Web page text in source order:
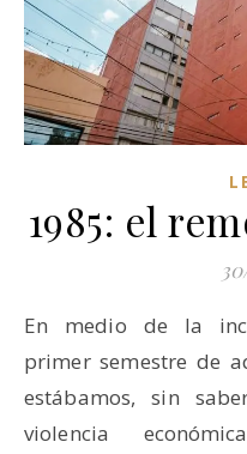
1985: el
En medio de la incertidumbre, pasando ese
primer semestre de
estábamos, sin
violencia